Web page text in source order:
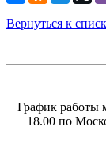
Вернуться к
График работы
18.00 по